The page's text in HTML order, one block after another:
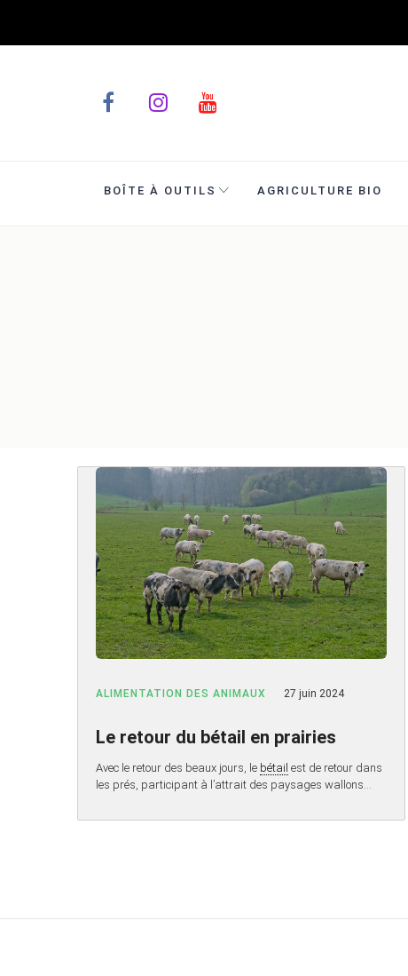
BOÎTE À OUTILS AGRICULTURE BIO
ALIMENTATION DES ANIMAUX 27 juin 2024
Le retour du bétail en prairies
Avec le retour des beaux jours, le bétail est de retour dans
les prés, participant à l’attrait des paysages wallons…